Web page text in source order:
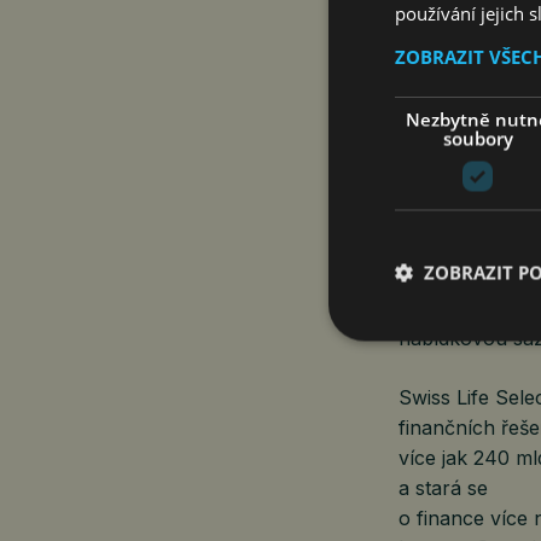
odhadů
mohly snížit
pokles by měl
snižování cen
o
levnějšími
nabídkovou
Swiss Life
finančních
více jak 240
a stará se
o finance více
používání jejich
ZOBRAZIT
Nezbytně
soubory
ZOBRAZIT